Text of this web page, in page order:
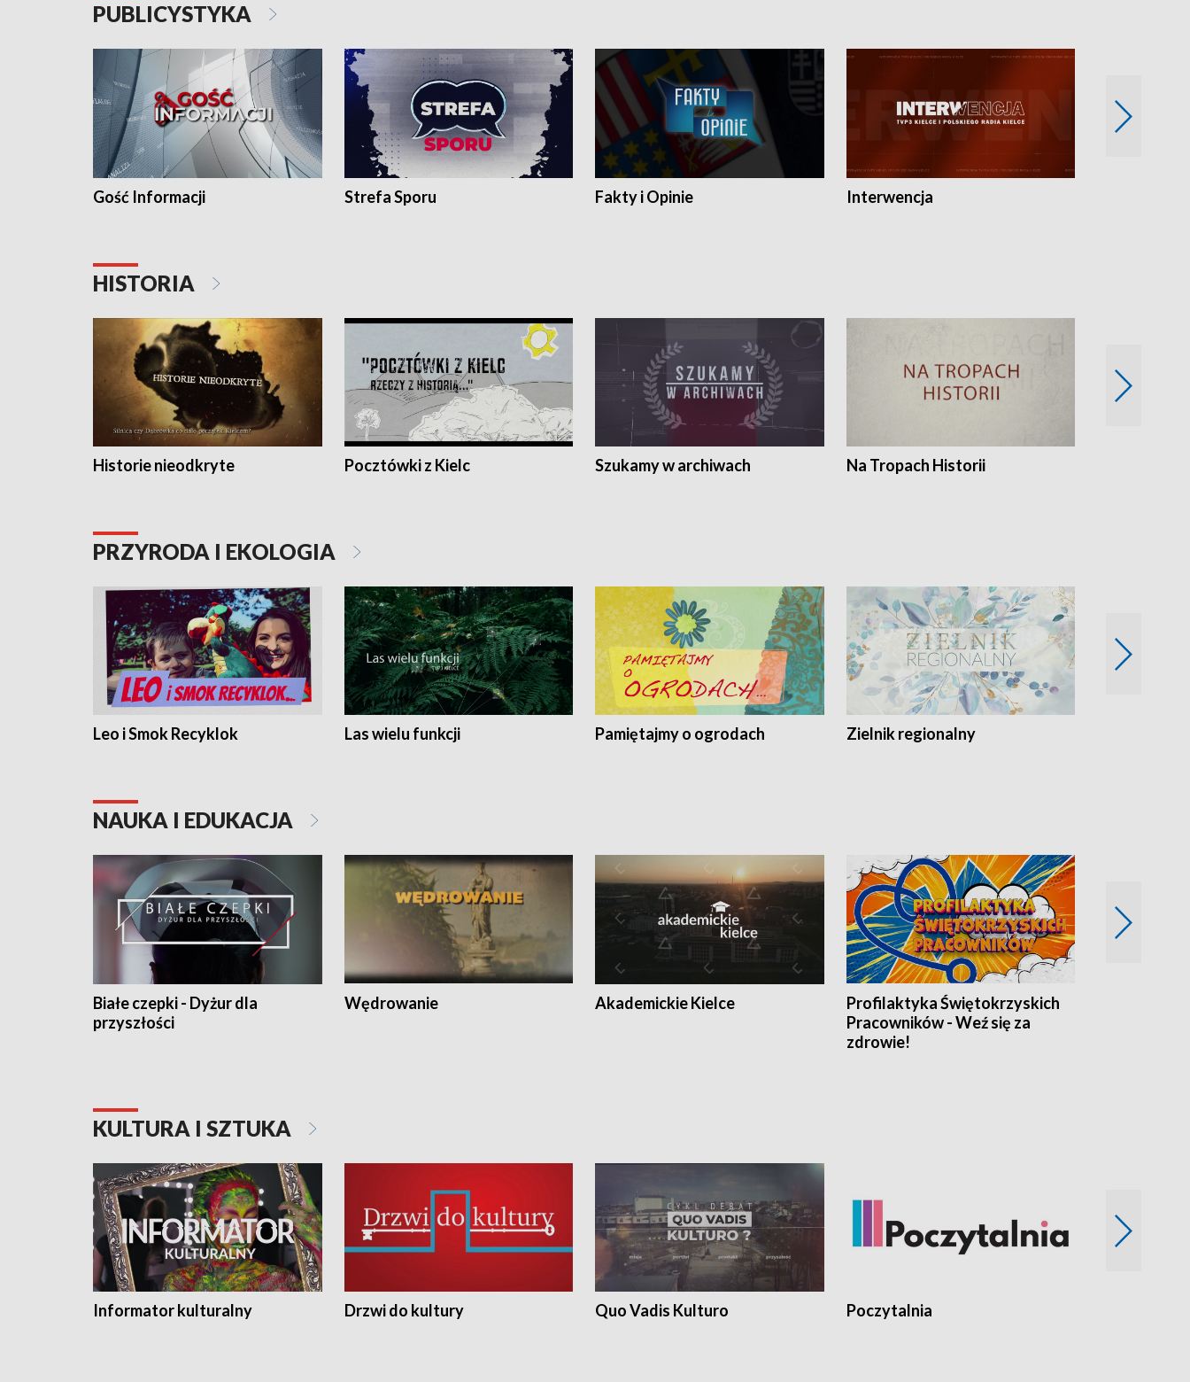
PUBLICYSTYKA
Gość Informacji Strefa Sporu Fakty i Opinie Interwencja
HISTORIA
Historie nieodkryte Pocztówki z Kielc Szukamy w archiwach Na Tropach Historii
PRZYRODA I EKOLOGIA
Leo i Smok Recyklok Las wielu funkcji Pamiętajmy o ogrodach Zielnik regionalny
NAUKA I EDUKACJA
Białe czepki - Dyżur dla
przyszłości
Wędrowanie Akademickie Kielce
Profilaktyka Świętokrzyskich
Pracowników - Weź się za
zdrowie!
KULTURA I SZTUKA
Informator kulturalny Drzwi do kultury Quo Vadis Kulturo Poczytalnia